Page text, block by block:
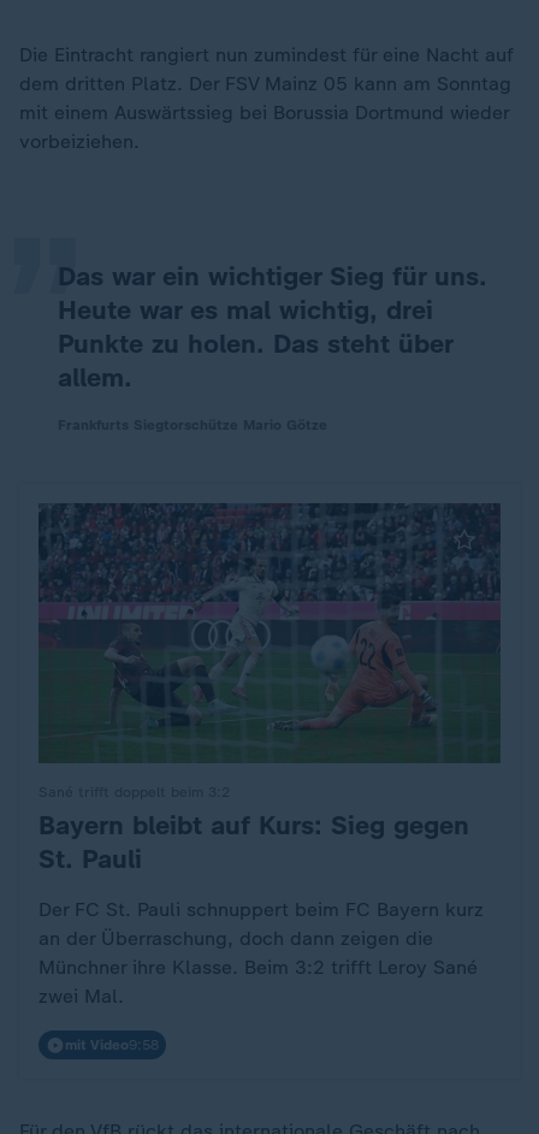
Die Eintracht rangiert nun zumindest für eine Nacht auf
dem dritten Platz. Der FSV Mainz 05 kann am Sonntag
mit einem Auswärtssieg bei Borussia Dortmund wieder
vorbeiziehen.
Das war ein wichtiger Sieg für uns.
Heute war es mal wichtig, drei
Punkte zu holen. Das steht über
allem.
„
:Bayern bleibt auf Kurs: Sieg gegen
St. Pauli
Der FC St. Pauli schnuppert beim FC Bayern kurz
an der Überraschung, doch dann zeigen die
Münchner ihre Klasse. Beim 3:2 trifft Leroy Sané
zwei Mal.
mit Video9:58